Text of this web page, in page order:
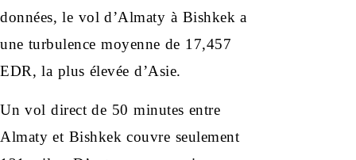
données, le vol d’Almaty à Bishkek a
une turbulence moyenne de 17,457
EDR, la plus élevée d’Asie.
Un vol direct de 50 minutes entre
Almaty et Bishkek couvre seulement